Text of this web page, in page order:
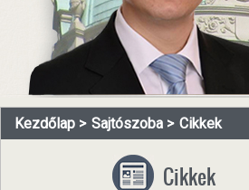
Kezdőlap Sajtószoba Cikkek
Cikkek